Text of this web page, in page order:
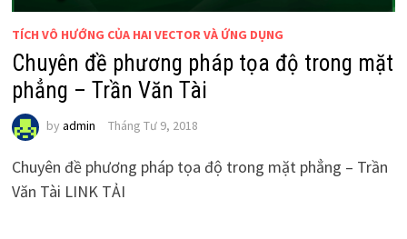
TÍCH VÔ HƯỚNG CỦA HAI VECTOR VÀ ỨNG DỤNG
Chuyên đề phương pháp tọa độ trong mặt
phẳng – Trần Văn Tài
by admin Tháng Tư 9, 2018
Chuyên đề phương pháp tọa độ trong mặt phẳng – Trần
Văn Tài LINK TẢI